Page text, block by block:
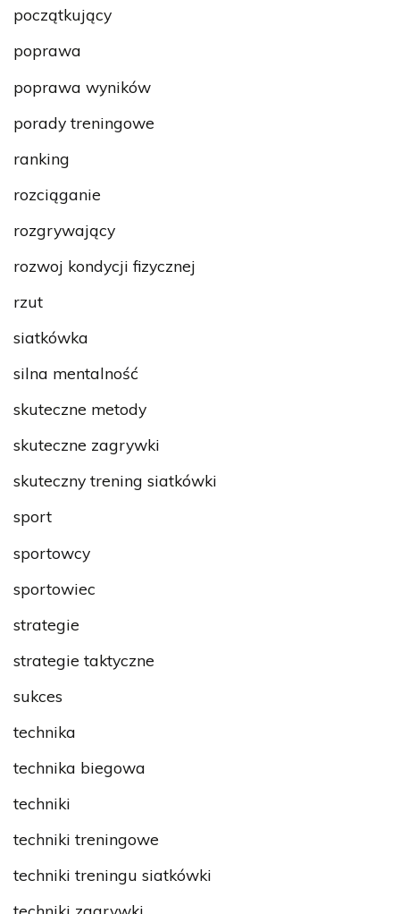
początkujący
poprawa
poprawa wyników
porady treningowe
ranking
rozciąganie
rozgrywający
rozwoj kondycji fizycznej
rzut
siatkówka
silna mentalność
skuteczne metody
skuteczne zagrywki
skuteczny trening siatkówki
sport
sportowcy
sportowiec
strategie
strategie taktyczne
sukces
technika
technika biegowa
techniki
techniki treningowe
techniki treningu siatkówki